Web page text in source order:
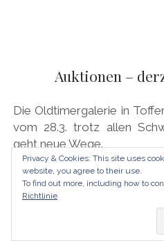
Auktionen –
Die Oldtimergalerie in
vom 28.3. trotz allen
geht neue Wege.
Privacy & Cookies: This site uses
website, you agree to their use.
To find out more, including how to
Richtlinie